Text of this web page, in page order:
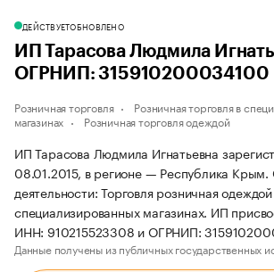
ДЕЙСТВУЕТОБНОВЛЕНО
ИП Тарасова Людмила
ОГРНИП: 315910200034100
Розничная торговля
Розничная торговля в
магазинах
Розничная торговля одеждой
ИП Тарасова Людмила Игнатьевна
08.01.2015, в регионе — Республика Крым.
деятельности: Торговля розничная
специализированных магазинах. ИП
ИНН: 910215523308 и ОГРНИП:
Данные получены из публичных государственных